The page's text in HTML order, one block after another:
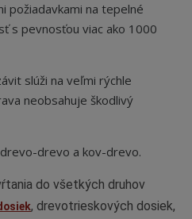
požiadavkami na tepelné
s pevnosťou viac ako 1000
slúži na veľmi rýchle
neobsahuje škodlivý
drevo a kov-drevo.
do všetkých druhov
, drevotrieskových dosiek,